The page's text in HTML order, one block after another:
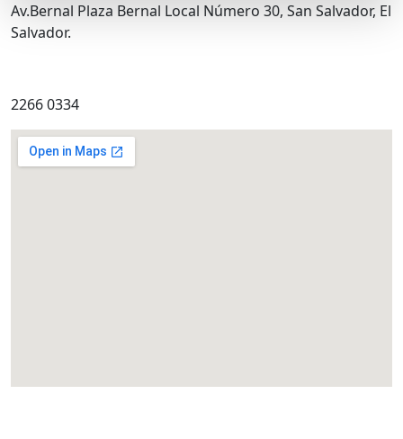
Av.Bernal Plaza Bernal Local Número 30, San Salvador, El
Salvador.
2266 0334